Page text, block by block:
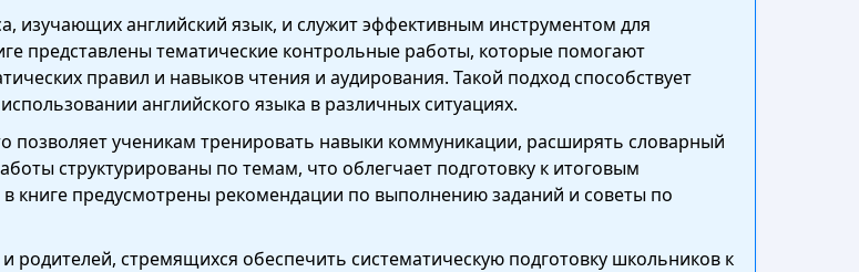
изучающих английский язык, и служит эффективным инструментом для
представлены тематические контрольные работы, которые помогают
правил и навыков чтения и аудирования. Такой подход способствует
английского языка в различных ситуациях.
позволяет ученикам тренировать навыки коммуникации, расширять словарный
структурированы по темам, что облегчает подготовку к итоговым
книге предусмотрены рекомендации по выполнению заданий и советы по
родителей, стремящихся обеспечить систематическую подготовку школьников к